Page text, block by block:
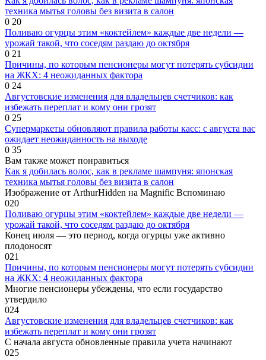
техника мытья головы без визита в салон
0 20
Поливаю огурцы этим «коктейлем» каждые две недели —
урожай такой, что соседям раздаю до октября
0 21
Причины, по которым пенсионеры могут потерять субсидии
на ЖКХ: 4 неожиданных фактора
0 24
Августовские изменения для владельцев счетчиков: как
избежать переплат и кому они грозят
0 25
Супермаркеты обновляют правила работы касс: с августа вас
ожидает неожиданность на выходе
0 35
Вам также может понравиться
Как я добилась волос, как в рекламе шампуня: японская
техника мытья головы без визита в салон
Изображение от ArthurHidden на Magnific Вспоминаю
020
Поливаю огурцы этим «коктейлем» каждые две недели —
урожай такой, что соседям раздаю до октября
Конец июля — это период, когда огурцы уже активно
плодоносят
021
Причины, по которым пенсионеры могут потерять субсидии
на ЖКХ: 4 неожиданных фактора
Многие пенсионеры убеждены, что если государство
утвердило
024
Августовские изменения для владельцев счетчиков: как
избежать переплат и кому они грозят
С начала августа обновленные правила учета начинают
025